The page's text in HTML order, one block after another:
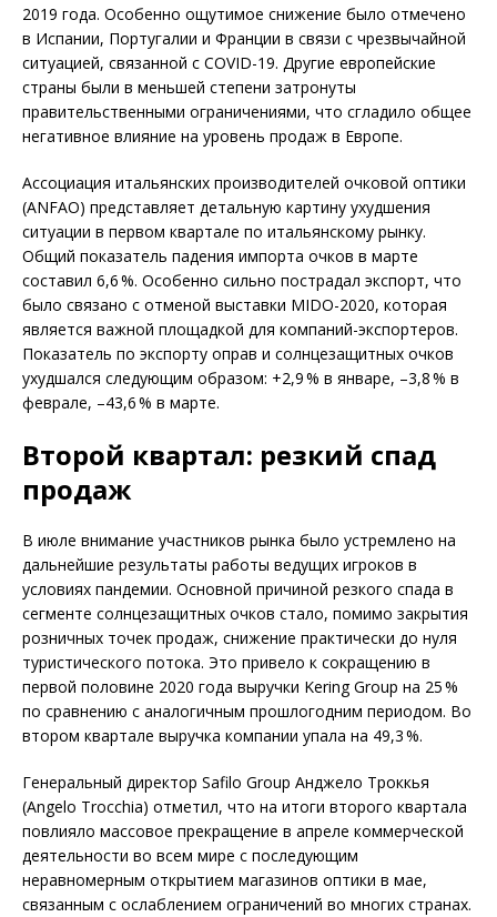
2019 года. Особенно ощутимое снижение было отмечено
в Испании, Португалии и Франции в связи с чрезвычайной
ситуацией, связанной с COVID-19. Другие европейские
страны были в меньшей степени затронуты
правительственными ограничениями, что сгладило общее
негативное влияние на уровень продаж в Европе.
Ассоциация итальянских производителей очковой оптики
(ANFAO) представляет детальную картину ухудшения
ситуации в первом квартале по итальянскому рынку.
Общий показатель падения импорта очков в марте
составил 6,6 %. Особенно сильно пострадал экспорт, что
было связано с отменой выставки MIDO-2020, которая
является важной площадкой для компаний-экспортеров.
Показатель по экспорту оправ и солнцезащитных очков
ухудшался следующим образом: +2,9 % в январе, –3,8 % в
феврале, –43,6 % в марте.
Второй квартал: резкий спад
продаж
В июле внимание участников рынка было устремлено на
дальнейшие результаты работы ведущих игроков в
условиях пандемии. Основной причиной резкого спада в
сегменте солнцезащитных очков стало, помимо закрытия
розничных точек продаж, снижение практически до нуля
туристического потока. Это привело к сокращению в
первой половине 2020 года выручки Kering Group на 25 %
по сравнению с аналогичным прошлогодним периодом. Во
втором квартале выручка компании упала на 49,3 %.
Генеральный директор Safilo Group Анджело Троккья
(Angelo Trocchia) отметил, что на итоги второго квартала
повлияло массовое прекращение в апреле коммерческой
деятельности во всем мире с последующим
неравномерным открытием магазинов оптики в мае,
связанным с ослаблением ограничений во многих странах.